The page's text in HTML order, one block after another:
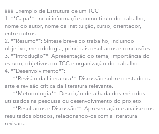
### Exemplo de Estrutura de um TCC
1. **Capa**: Inclui informações como título do trabalho,
nome do autor, nome da instituição, curso, orientador,
entre outros.
2. **Resumo**: Síntese breve do trabalho, incluindo
objetivo, metodologia, principais resultados e conclusões.
3. **Introdução**: Apresentação do tema, importância do
estudo, objetivos do TCC e organização do trabalho.
4. **Desenvolvimento**:
- **Revisão da Literatura**: Discussão sobre o estado da
arte e revisão crítica da literatura relevante.
- **Metodologia**: Descrição detalhada dos métodos
utilizados na pesquisa ou desenvolvimento do projeto.
- **Resultados e Discussão**: Apresentação e análise dos
resultados obtidos, relacionando-os com a literatura
revisada.